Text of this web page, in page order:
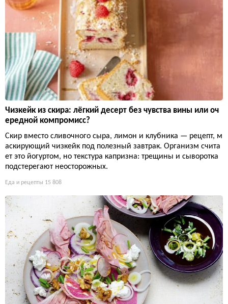
Чизкейк из скира: лёгкий десерт без чувства вины или оч
ередной компромисс?
Скир вместо сливочного сыра, лимон и клубника — рецепт, м
аскирующий чизкейк под полезный завтрак. Организм счита
ет это йогуртом, но текстура капризна: трещины и сыворотка
подстерегают неосторожных.
Еда и рецепты 15 808